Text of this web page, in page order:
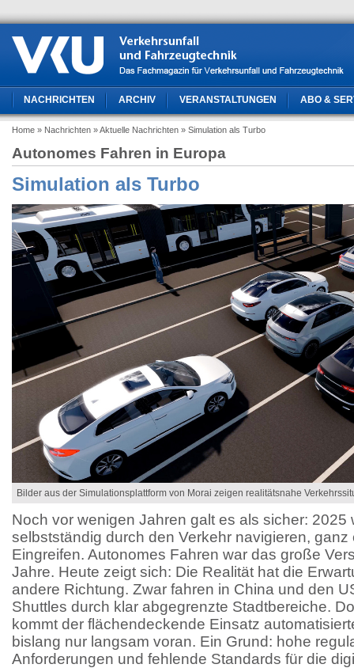
NACHRICHTEN ARCHIV VERANSTALTUNGEN ABO &
Home » Nachrichten » Aktuelle Nachrichten » Simulation als Turbo
Autonomes Fahren in Europa
Simulation als Turbo
Bilder aus der Simulationsplattform von Morai zeigen realitätsnahe
Noch vor wenigen Jahren galt es als sicher: 2025
selbstständig durch den Verkehr navigieren,
Eingreifen. Autonomes Fahren war das große
Jahre. Heute zeigt sich: Die Realität hat die
andere Richtung. Zwar fahren in China und den
Shuttles durch klar abgegrenzte Stadtbereiche.
kommt der flächendeckende Einsatz
bislang nur langsam voran. Ein Grund: hohe
Anforderungen und fehlende Standards für die